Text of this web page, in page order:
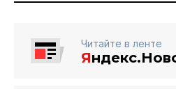
Читайте в ленте
Я